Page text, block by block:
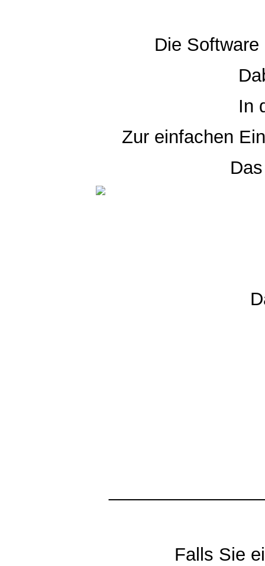
Die
In
Zur einfachen
Falls Sie